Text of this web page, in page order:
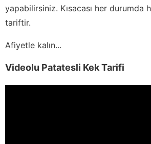
yapabilirsiniz. Kısacası her durumda
tariftir.
Afiyetle kalın...
Videolu Patatesli Kek Tarifi